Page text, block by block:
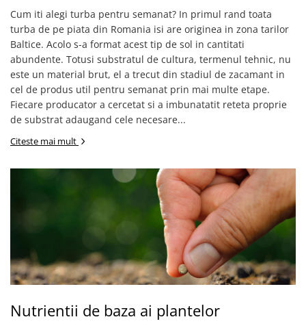
adapatoare si hranitoare pui
anvelope
Accesorii pentru gradina
Biostimulatori
constructii
Igiena publica
Seminte microgreens
uz casnic
Cum iti alegi turba pentru semanat? In primul rand toata
turba de pe piata din Romania isi are originea in zona tarilor
Baltice. Acolo s-a format acest tip de sol in cantitati
abundente. Totusi substratul de cultura, termenul tehnic, nu
este un material brut, el a trecut din stadiul de zacamant in
cel de produs util pentru semanat prin mai multe etape.
Fiecare producator a cercetat si a imbunatatit reteta proprie
de substrat adaugand cele necesare...
Citeste mai mult
Nutrientii de baza ai plantelor